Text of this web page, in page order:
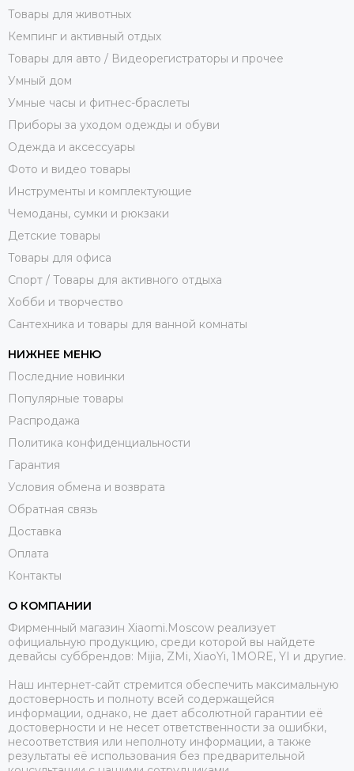
Товары для животных
Кемпинг и активный отдых
Товары для авто / Видеорегистраторы и прочее
Умный дом
Умные часы и фитнес-браслеты
Приборы за уходом одежды и обуви
Одежда и аксессуары
Фото и видео товары
Инструменты и комплектующие
Чемоданы, сумки и рюкзаки
Детские товары
Товары для офиса
Спорт / Товары для активного отдыха
Хобби и творчество
Сантехника и товары для ванной комнаты
НИЖНЕЕ МЕНЮ
Последние новинки
Популярные товары
Распродажа
Политика конфиденциальности
Гарантия
Условия обмена и возврата
Обратная связь
Доставка
Оплата
Контакты
О КОМПАНИИ
Фирменный магазин Xiaomi.Moscow реализует
официальную продукцию, среди которой вы найдете
девайсы суббрендов: Mijia, ZMi, XiaoYi, 1MORE, YI и другие.
Наш интернет-сайт стремится обеспечить максимальную
достоверность и полноту всей содержащейся
информации, однако, не дает абсолютной гарантии её
достоверности и не несет ответственности за ошибки,
несоответствия или неполноту информации, а также
результаты её использования без предварительной